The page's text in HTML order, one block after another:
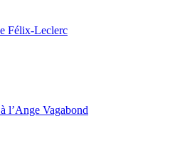
Félix-Leclerc
l’Ange Vagabond